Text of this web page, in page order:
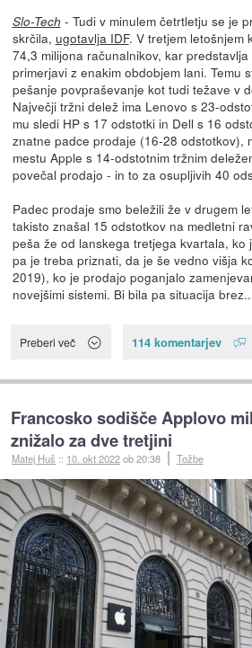
Slo-Tech - Tudi v minulem četrtletju se je
skrčila, ugotavlja IDF. V tretjem letošnjem
74,3 milijona računalnikov, kar
primerjavi z enakim obdobjem lani. Temu
pešanje povpraševanje kot tudi težave v
Največji tržni delež ima Lenovo s 23-
mu sledi HP s 17 odstotki in Dell s 16
znatne padce prodaje (16-28 odstotkov),
mestu Apple s 14-odstotnim tržnim
povečal prodajo - in to za osupljivih 40
Padec prodaje smo beležili že v drugem
takisto znašal 15 odstotkov na medletni
peša že od lanskega tretjega kvartala, ko
pa je treba priznati, da je še vedno višja
2019), ko je prodajo poganjalo
novejšimi sistemi. Bi bila pa situacija
Preberi več 114 komentarjev
Francosko sodišče Applovo
znižalo za dve tretjini
Matej Huš :: 10. okt 2022ob 20:38 Tožbe